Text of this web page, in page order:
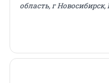
область, г